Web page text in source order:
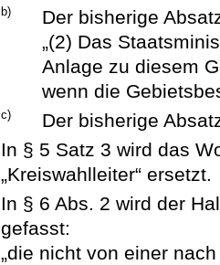
b)
Der bisherige
„(2) Das
Anlage zu diesem
wenn die
c) Der bisherige
In § 5 Satz 3 wird das
„Kreiswahlleiter“ ersetzt.
In § 6 Abs. 2 wird der
gefasst:
„die nicht von einer